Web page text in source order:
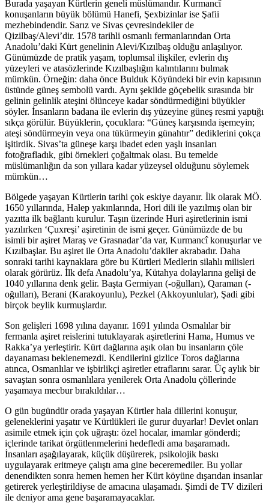
Burada yaşayan Kürtlerin geneli müslümandır. Kurmancî
konuşanların büyük bölümü Hanefi, Şexbizinlar ise Şafii
mezhebindendir. Sarız ve Sivas çevresindekiler de
Qizilbaş/Alevi’dir. 1578 tarihli osmanlı fermanlarından Orta
Anadolu’daki Kürt genelinin Alevi/Kızılbaş olduğu anlaşılıyor.
Günümüzde de pratik yaşam, toplumsal ilişkiler, evlerin dış
yüzeyleri ve atasözlerinde Kızılbaşlığın kalıntılarını bulmak
mümkün. Örneğin: daha önce Bulduk Köyündeki bir evin kapısının
üstünde güneş sembolü vardı. Aynı şekilde göçebelik sırasında bir
gelinin gelinlik ateşini ölünceye kadar söndürmediğini büyükler
söyler. İnsanların badana ile evlerin dış yüzeyine güneş resmi yaptığı
sıkça görülür. Büyüklerin, çocuklara: “Güneş karşısında işemeyin;
ateşi söndürmeyin veya ona tükürmeyin günahtır” dediklerini çokça
işitirdik. Sivas’ta güneşe karşı ibadet eden yaşlı insanları
fotoğrafladık, gibi örnekleri çoğaltmak olası. Bu temelde
müslümanlığın da son yıllara kadar yüzeysel olduğunu söylemek
mümkün…
Bölgede yaşayan Kürtlerin tarihi çok eskiye dayanır. İlk olarak MÖ.
1650 yıllarında, Halep yakınlarında, Hori dili ile yazılmış olan bir
yazıtta ilk bağlantı kurulur. Taşın üzerinde Huri aşiretlerinin ismi
yazılırken ‘Çuxreşi’ aşiretinin de ismi geçer. Günümüzde de bu
isimli bir aşiret Maraş ve Grasnadar’da var, Kurmancî konuşurlar ve
Kızılbaşlar. Bu aşiret ile Orta Anadolu’dakiler akrabadır. Daha
sonraki tarihi kaynaklara göre bu Kürtleri Medlerin silahlı milisleri
olarak görürüz. İlk defa Anadolu’ya, Kütahya dolaylarına gelişi de
1040 yıllarına denk gelir. Başta Germiyan (-oğulları), Qaraman (-
oğulları), Berani (Karakoyunlu), Pezkel (Akkoyunlular), Şadi gibi
birçok beylik kurmuşlardır.
Son gelişleri 1698 yılına dayanır. 1691 yılında Osmalılar bir
fermanla aşiret reislerini tutuklayarak aşiretlerini Hama, Humus ve
Rakka’ya yerleştirir. Kürt dağlarına aşık olan bu insanların çöle
dayanaması beklenemezdi. Kendilerini gizlice Toros dağlarına
atınca, Osmanlılar ve işbirlikçi aşiretler etraflarını sarar. Üç aylık bir
savaştan sonra osmanlılara yenilerek Orta Anadolu çöllerinde
yaşamaya mecbur bırakıldılar…
O gün bugündür orada yaşayan Kürtler hala dillerini konuşur,
geleneklerini yaşatır ve Kürtlükleri ile gurur duyarlar! Devlet onları
asimile etmek için çok uğraştı: özel hocalar, imamlar gönderdi;
içlerinde tarikat örgütlenmelerini hedefledi ama başaramadı.
İnsanları aşağılayarak, küçük düşürerek, psikolojik baskı
uygulayarak eritmeye çalıştı ama gine beceremediler. Bu yollar
denendikten sonra hemen hemen her Kürt köyüne dışarıdan insanlar
getirerek yerleştirildiyse de amacına ulaşamadı. Şimdi de TV dizileri
ile deniyor ama gene başaramayacaklar.